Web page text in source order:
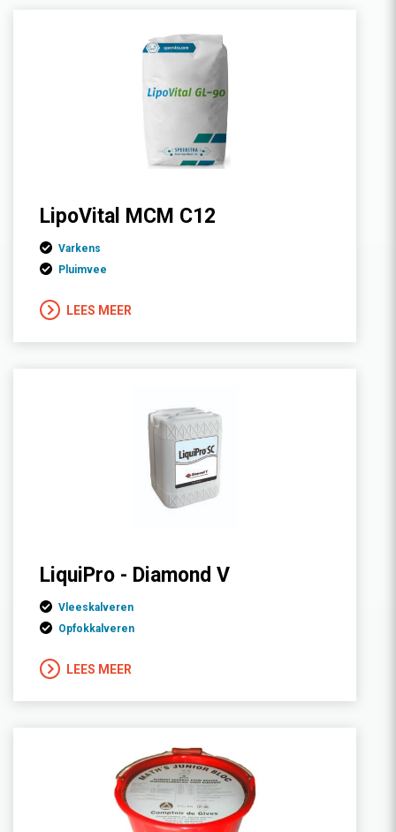
LipoVital MCM C12
Varkens
Pluimvee
LEES MEER
LiquiPro - Diamond V
Vleeskalveren
Opfokkalveren
LEES MEER